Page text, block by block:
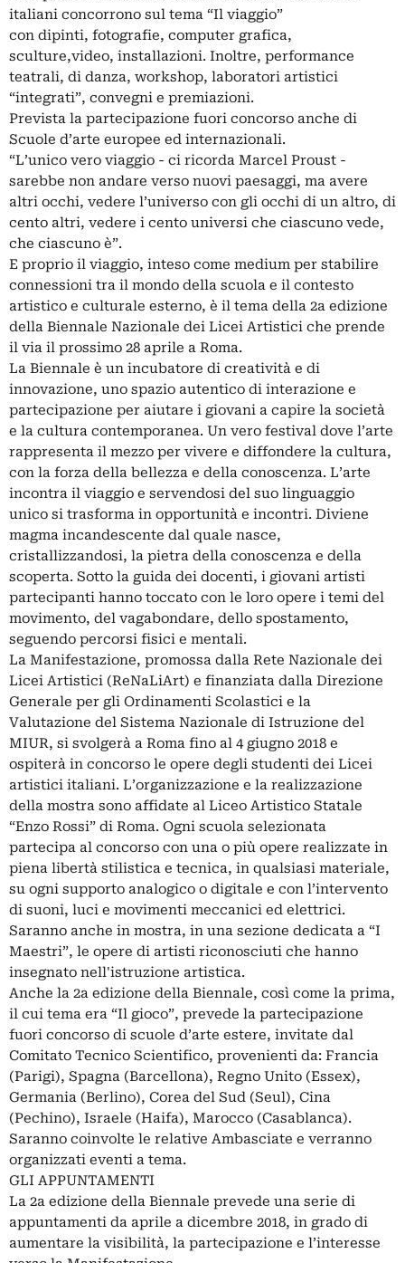
italiani concorrono sul tema “Il viaggio”
con dipinti, fotografie, computer grafica,
sculture,video, installazioni. Inoltre, performance
teatrali, di danza, workshop, laboratori artistici
“integrati”, convegni e premiazioni.
Prevista la partecipazione fuori concorso anche di
Scuole d’arte europee ed internazionali.
“L’unico vero viaggio - ci ricorda Marcel Proust -
sarebbe non andare verso nuovi paesaggi, ma avere
altri occhi, vedere l’universo con gli occhi di un altro, di
cento altri, vedere i cento universi che ciascuno vede,
che ciascuno è”.
E proprio il viaggio, inteso come medium per stabilire
connessioni tra il mondo della scuola e il contesto
artistico e culturale esterno, è il tema della 2a edizione
della Biennale Nazionale dei Licei Artistici che prende
il via il prossimo 28 aprile a Roma.
La Biennale è un incubatore di creatività e di
innovazione, uno spazio autentico di interazione e
partecipazione per aiutare i giovani a capire la società
e la cultura contemporanea. Un vero festival dove l’arte
rappresenta il mezzo per vivere e diffondere la cultura,
con la forza della bellezza e della conoscenza. L’arte
incontra il viaggio e servendosi del suo linguaggio
unico si trasforma in opportunità e incontri. Diviene
magma incandescente dal quale nasce,
cristallizzandosi, la pietra della conoscenza e della
scoperta. Sotto la guida dei docenti, i giovani artisti
partecipanti hanno toccato con le loro opere i temi del
movimento, del vagabondare, dello spostamento,
seguendo percorsi fisici e mentali.
La Manifestazione, promossa dalla Rete Nazionale dei
Licei Artistici (ReNaLiArt) e finanziata dalla Direzione
Generale per gli Ordinamenti Scolastici e la
Valutazione del Sistema Nazionale di Istruzione del
MIUR, si svolgerà a Roma fino al 4 giugno 2018 e
ospiterà in concorso le opere degli studenti dei Licei
artistici italiani. L’organizzazione e la realizzazione
della mostra sono affidate al Liceo Artistico Statale
“Enzo Rossi” di Roma. Ogni scuola selezionata
partecipa al concorso con una o più opere realizzate in
piena libertà stilistica e tecnica, in qualsiasi materiale,
su ogni supporto analogico o digitale e con l’intervento
di suoni, luci e movimenti meccanici ed elettrici.
Saranno anche in mostra, in una sezione dedicata a “I
Maestri”, le opere di artisti riconosciuti che hanno
insegnato nell'istruzione artistica.
Anche la 2a edizione della Biennale, così come la prima,
il cui tema era “Il gioco”, prevede la partecipazione
fuori concorso di scuole d’arte estere, invitate dal
Comitato Tecnico Scientifico, provenienti da: Francia
(Parigi), Spagna (Barcellona), Regno Unito (Essex),
Germania (Berlino), Corea del Sud (Seul), Cina
(Pechino), Israele (Haifa), Marocco (Casablanca).
Saranno coinvolte le relative Ambasciate e verranno
organizzati eventi a tema.
GLI APPUNTAMENTI
La 2a edizione della Biennale prevede una serie di
appuntamenti da aprile a dicembre 2018, in grado di
aumentare la visibilità, la partecipazione e l’interesse